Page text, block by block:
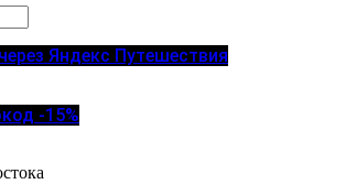
Яндекс Путешествия
-15%